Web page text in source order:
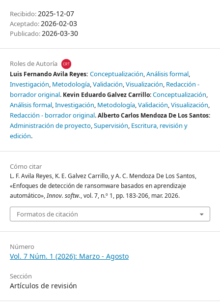
Recibido:2025-12-07
Aceptado:2026-02-03
Publicado:2026-03-30
Roles de Autoría
Luis Fernando Avila Reyes: Conceptualización Análisis formal
Investigación Metodología Validación Visualización Redacción -
borrador original Kevin Eduardo Galvez Carrillo:Conceptualización
Análisis formal Investigación Metodología Validación Visualización
Redacción - borrador original Alberto Carlos Mendoza De Los Santos:
Administración de proyecto Supervisión Escritura, revisión y
edición
Cómo citar
L. F. Avila Reyes, K. E. Galvez Carrillo, y A. C. Mendoza De Los Santos,
«Enfoques de detección de ransomware basados en aprendizaje
automático»,Innov. softw., vol. 7, n.º 1, pp. 183-206, mar. 2026.
Formatos de citación
Número
Vol. 7 Núm. 1 (2026): Marzo - Agosto
Sección
Artículos de revisión